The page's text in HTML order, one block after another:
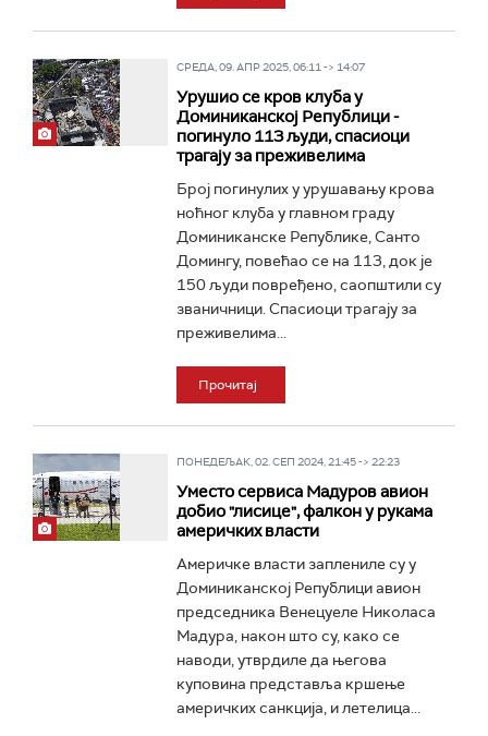
СРЕДА, 09. АПР 2025, 06:11 -> 14:07
Урушио се кров клуба у
Доминиканској Републици -
погинуло 113 људи, спасиоци
трагају за преживелима
Број погинулих у урушавању крова
ноћног клуба у главном граду
Доминиканске Републике, Санто
Домингу, повећао се на 113, док је
150 људи повређено, саопштили су
званичници. Спасиоци трагају за
преживелима...
Прочитај
ПОНЕДЕЉАК, 02. СЕП 2024, 21:45 -> 22:23
Уместо сервиса Мадуров авион
добио "лисице", фалкон у рукама
америчких власти
Aмеричке власти заплениле су у
Доминиканској Републици авион
председника Венецуеле Николаса
Мадура, након што су, како се
наводи, утврдиле да његова
куповина представља кршење
америчких санкција, и летелица...